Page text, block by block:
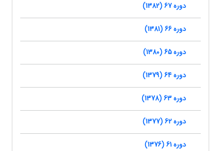
دوره 67 (1382)
دوره 66 (1381)
دوره 65 (1380)
دوره 64 (1379)
دوره 63 (1378)
دوره 62 (1377)
دوره 61 (1376)